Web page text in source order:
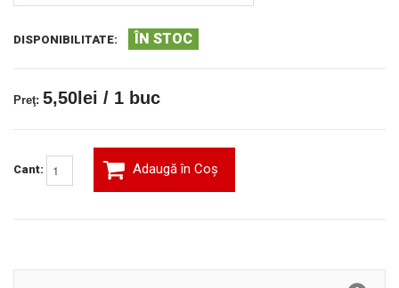
DISPONIBILITATE: ÎN STOC
Preţ: 5,50lei / 1 buc
Cant: Adaugă în Coş